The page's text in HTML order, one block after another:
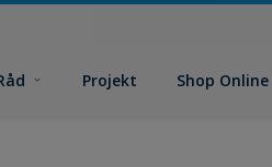
Projekt Shop Online